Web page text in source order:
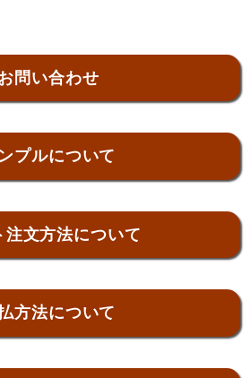
問い合わせ
プルについて
注文方法について
方法について